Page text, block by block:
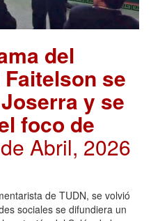
del
se
y se
foco de
Abril, 2026
de TUDN, se volvió
sociales se difundiera un